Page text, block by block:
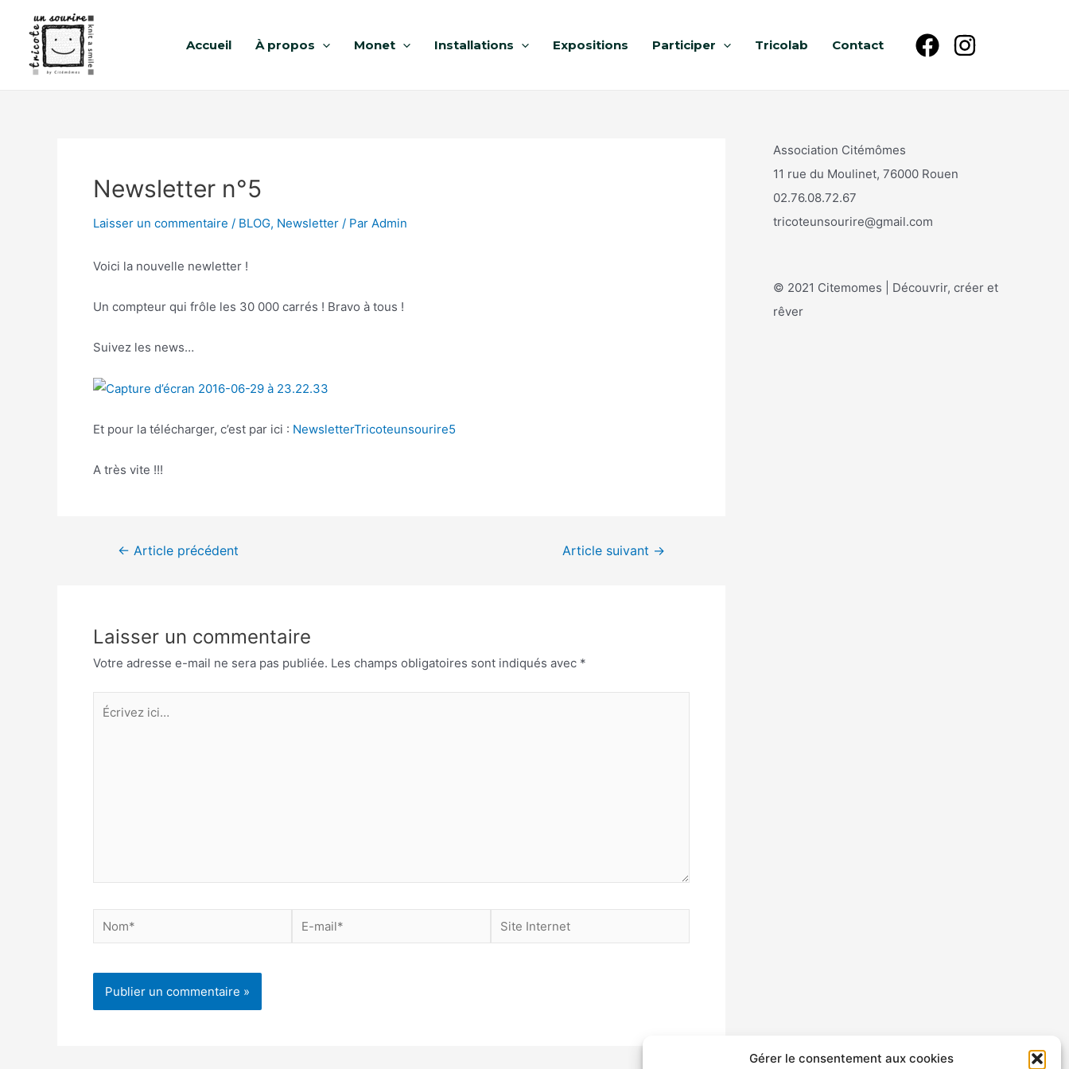
Gérer le consentement aux cookies
Accueil À propos Monet Installations Expositions Participer Tricolab Contact
Newsletter n°5
Laisser un commentaire / BLOG, Newsletter / Par Admin
Voici la nouvelle newletter !
Un compteur qui frôle les 30 000 carrés ! Bravo à tous !
Suivez les news…
Et pour la télécharger, c’est par ici : NewsletterTricoteunsourire5
A très vite !!!
← Article précédent Article suivant →
Laisser un commentaire
Votre adresse e-mail ne sera pas publiée. Les champs obligatoires sont indiqués avec *
Association Citémômes
11 rue du Moulinet, 76000 Rouen
02.76.08.72.67
tricoteunsourire@gmail.com
© 2021 Citemomes | Découvrir, créer et
rêver